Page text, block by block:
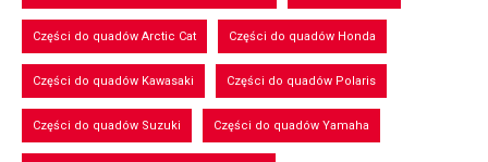
Części do quadów Arctic Cat Części do quadów Honda
Części do quadów Kawasaki Części do quadów Polaris
Części do quadów Suzuki Części do quadów Yamaha